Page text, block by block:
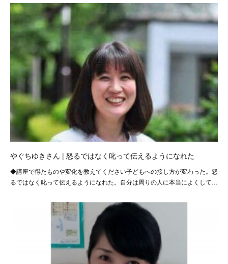
やぐちゆきさん | 怒るではなく叱って伝えるようになれた
◆講座で得たものや変化を教えてください子どもへの接し方が変わった。怒
るではなく叱って伝えるようになれた。自分は周りの人に本当によくして…